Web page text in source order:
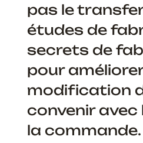
pas le
études de
secrets de
pour
modification
convenir avec
la